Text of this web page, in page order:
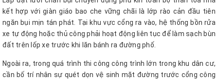
kết hợp với giàn giáo bao che vững chãi là lớp rào cản đầu tiên
ngăn bụi mịn tán phát. Tại khu vực cổng ra vào, hệ thống bồn rửa
xe tự động hoặc thủ công phải hoạt động liên tục để làm sạch bùn
đất trên lốp xe trước khi lăn bánh ra đường phố.
Ngoài ra, trong quá trình thi công công trình lớn trong khu dân cư,
cần bố trí nhân sự quét dọn vệ sinh mặt đường trước cổng công